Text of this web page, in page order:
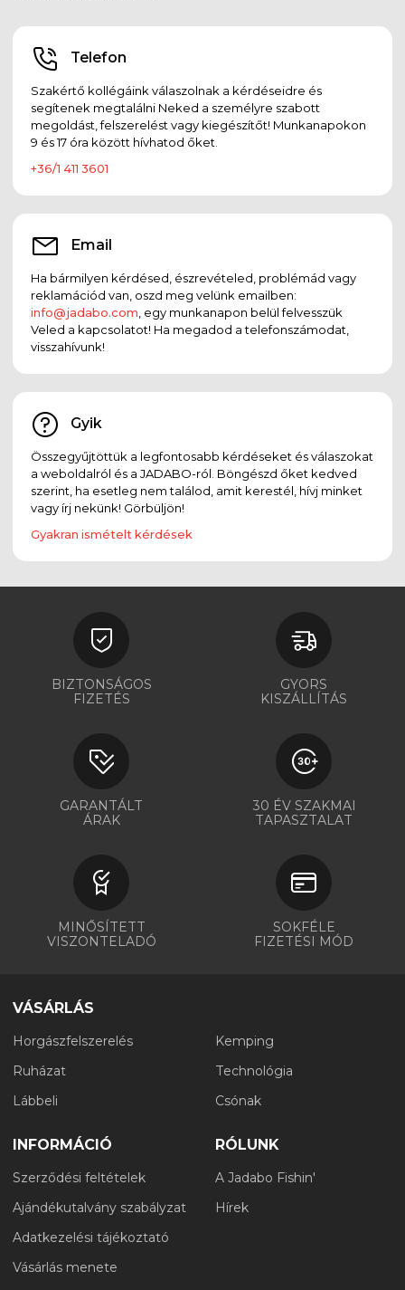
Telefon
Szakértő kollégáink válaszolnak a kérdéseidre és
segítenek megtalálni Neked a személyre szabott
megoldást, felszerelést vagy kiegészítőt! Munkanapokon
9 és 17 óra között hívhatod őket.
+36/1 411 3601
Email
Ha bármilyen kérdésed, észrevételed, problémád vagy
reklamációd van, oszd meg velünk emailben:
info@jadabo.com , egy munkanapon belül felvesszük
Veled a kapcsolatot! Ha megadod a telefonszámodat,
visszahívunk!
Gyik
Összegyűjtöttük a legfontosabb kérdéseket és válaszokat
a weboldalról és a JADABO-ról. Böngészd őket kedved
szerint, ha esetleg nem találod, amit kerestél, hívj minket
vagy írj nekünk! Görbüljön!
Gyakran ismételt kérdések
BIZTONSÁGOS
FIZETÉS
GYORS
KISZÁLLÍTÁS
GARANTÁLT
ÁRAK
30 ÉV SZAKMAI
TAPASZTALAT
MINŐSÍTETT
VISZONTELADÓ
SOKFÉLE
FIZETÉSI MÓD
VÁSÁRLÁS
Horgászfelszerelés
Ruházat
Lábbeli
Kemping
Technológia
Csónak
INFORMÁCIÓ
Szerződési feltételek
Ajándékutalvány szabályzat
Adatkezelési tájékoztató
Vásárlás menete
RÓLUNK
A Jadabo Fishin'
Hírek